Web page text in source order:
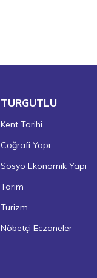
TURGUTLU
Kent Tarihi
Coğrafi Yapı
Sosyo Ekonomik Yapı
Tarım
Turizm
Nöbetçi Eczaneler